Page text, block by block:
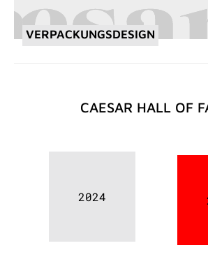
VERPACKUNGSDESIGN
CAESAR HALL OF
2024